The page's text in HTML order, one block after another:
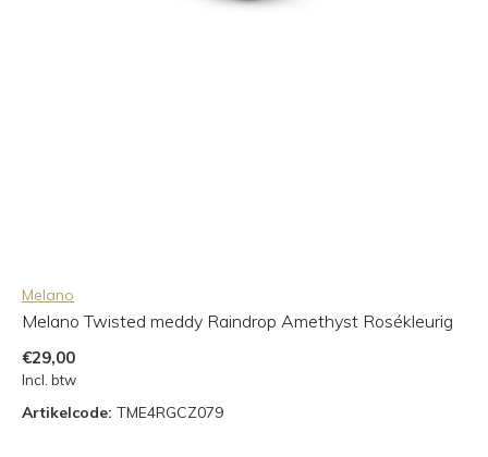
Melano
Melano Twisted meddy Raindrop Amethyst Rosékleurig
€29,00
Incl. btw
Artikelcode: TME4RGCZ079